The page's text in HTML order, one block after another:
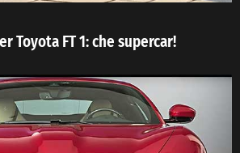
Toyota FT 1: che supercar!